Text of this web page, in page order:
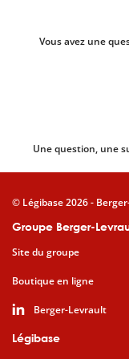
Vous avez une
Une question, une
Groupe Berger-
Site du groupe
Boutique en ligne
Berger-Levrault
Légibase
© Légibase 2026 -